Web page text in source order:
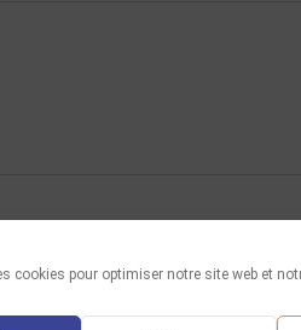
cookies pour optimiser notre site web et